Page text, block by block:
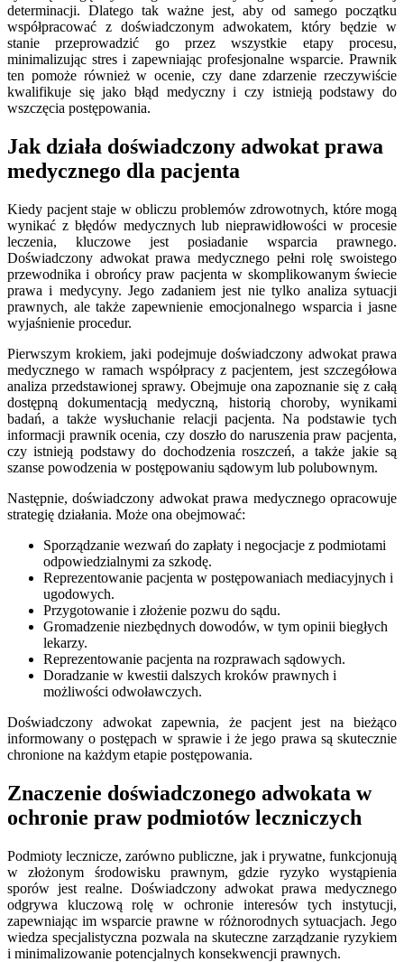
determinacji. Dlatego tak ważne jest, aby od samego początku
współpracować z doświadczonym adwokatem, który będzie w
stanie przeprowadzić go przez wszystkie etapy procesu,
minimalizując stres i zapewniając profesjonalne wsparcie. Prawnik
ten pomoże również w ocenie, czy dane zdarzenie rzeczywiście
kwalifikuje się jako błąd medyczny i czy istnieją podstawy do
wszczęcia postępowania.
Jak działa doświadczony adwokat prawa
medycznego dla pacjenta
Kiedy pacjent staje w obliczu problemów zdrowotnych, które mogą
wynikać z błędów medycznych lub nieprawidłowości w procesie
leczenia, kluczowe jest posiadanie wsparcia prawnego.
Doświadczony adwokat prawa medycznego pełni rolę swoistego
przewodnika i obrońcy praw pacjenta w skomplikowanym świecie
prawa i medycyny. Jego zadaniem jest nie tylko analiza sytuacji
prawnych, ale także zapewnienie emocjonalnego wsparcia i jasne
wyjaśnienie procedur.
Pierwszym krokiem, jaki podejmuje doświadczony adwokat prawa
medycznego w ramach współpracy z pacjentem, jest szczegółowa
analiza przedstawionej sprawy. Obejmuje ona zapoznanie się z całą
dostępną dokumentacją medyczną, historią choroby, wynikami
badań, a także wysłuchanie relacji pacjenta. Na podstawie tych
informacji prawnik ocenia, czy doszło do naruszenia praw pacjenta,
czy istnieją podstawy do dochodzenia roszczeń, a także jakie są
szanse powodzenia w postępowaniu sądowym lub polubownym.
Następnie, doświadczony adwokat prawa medycznego opracowuje
strategię działania. Może ona obejmować:
Sporządzanie wezwań do zapłaty i negocjacje z podmiotami
odpowiedzialnymi za szkodę.
Reprezentowanie pacjenta w postępowaniach mediacyjnych i
ugodowych.
Przygotowanie i złożenie pozwu do sądu.
Gromadzenie niezbędnych dowodów, w tym opinii biegłych
lekarzy.
Reprezentowanie pacjenta na rozprawach sądowych.
Doradzanie w kwestii dalszych kroków prawnych i
możliwości odwoławczych.
Doświadczony adwokat zapewnia, że pacjent jest na bieżąco
informowany o postępach w sprawie i że jego prawa są skutecznie
chronione na każdym etapie postępowania.
Znaczenie doświadczonego adwokata w
ochronie praw podmiotów leczniczych
Podmioty lecznicze, zarówno publiczne, jak i prywatne, funkcjonują
w złożonym środowisku prawnym, gdzie ryzyko wystąpienia
sporów jest realne. Doświadczony adwokat prawa medycznego
odgrywa kluczową rolę w ochronie interesów tych instytucji,
zapewniając im wsparcie prawne w różnorodnych sytuacjach. Jego
wiedza specjalistyczna pozwala na skuteczne zarządzanie ryzykiem
i minimalizowanie potencjalnych konsekwencji prawnych.